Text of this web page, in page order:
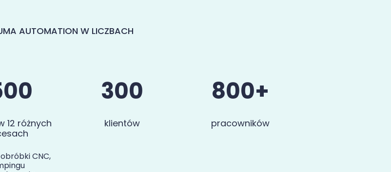
AUTOMATION W LICZBACH
12 różnych
CNC,
300
klientów
800+
pracowników